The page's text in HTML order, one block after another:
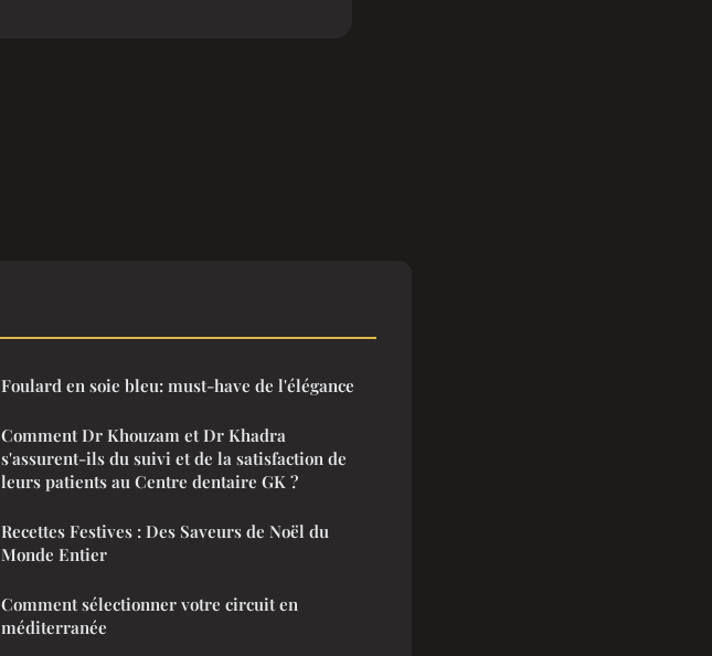
Foulard en soie bleu: must-have de l'élégance
Comment Dr Khouzam et Dr Khadra
s'assurent-ils du suivi et de la satisfaction de
leurs patients au Centre dentaire GK ?
Recettes Festives : Des Saveurs de Noël du
Monde Entier
Comment sélectionner votre circuit en
méditerranée